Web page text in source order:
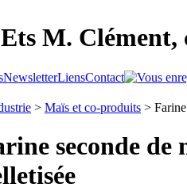
Ets M.
NewsletterLiensContact
> Maïs et co-produits >
seconde de